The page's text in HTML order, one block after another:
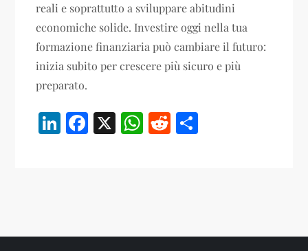
reali e soprattutto a sviluppare abitudini
economiche solide. Investire oggi nella tua
formazione finanziaria può cambiare il futuro:
inizia subito per crescere più sicuro e più
preparato.
LinkedIn
Facebook
X WhatsApp
Reddit